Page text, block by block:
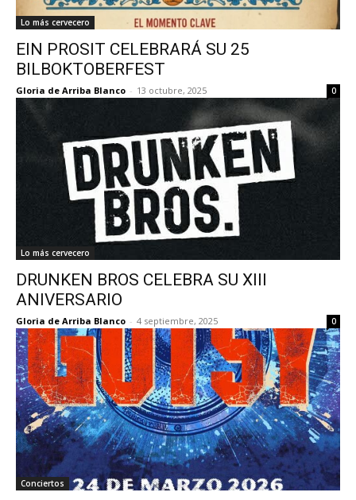
Lo más cervecero
EIN PROSIT CELEBRARÁ SU 25
BILBOKTOBERFEST
Gloria de Arriba Blanco - 13 octubre, 2025 0
Lo más cervecero
DRUNKEN BROS CELEBRA SU XIII
ANIVERSARIO
Gloria de Arriba Blanco - 4 septiembre, 2025 0
Conciertos